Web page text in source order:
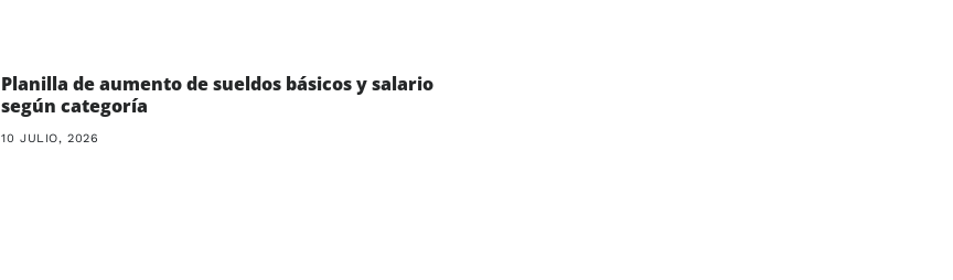
Planilla de aumento de sueldos básicos y salario
según categoría
10 JULIO, 2026